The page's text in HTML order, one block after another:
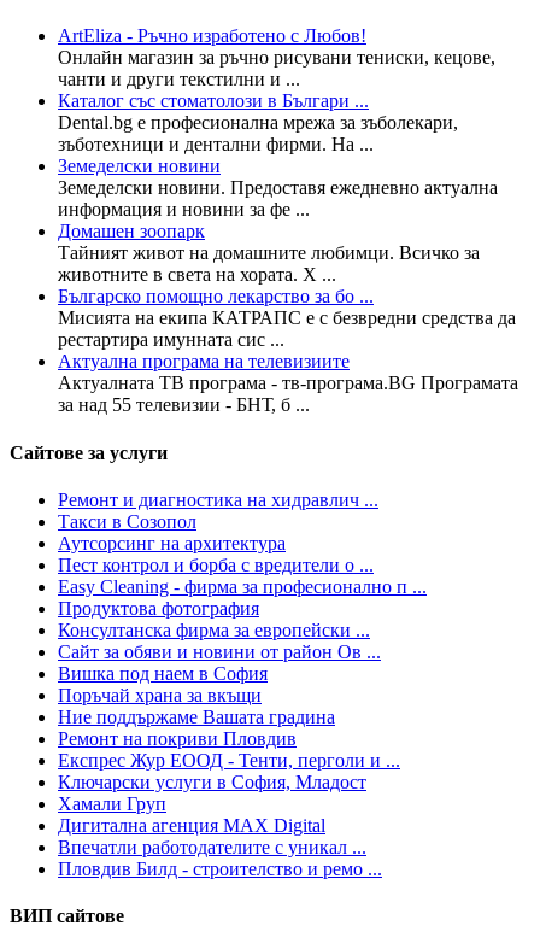
ArtEliza - Ръчно изработено с Любов!
Онлайн магазин за ръчно рисувани тениски, кецове,
чанти и други текстилни и ...
Каталог със стоматолози в Българи ...
Dental.bg е професионална мрежа за зъболекари,
зъботехници и дентални фирми. На ...
Земеделски новини
Земеделски новини. Предоставя ежедневно актуална
информация и новини за фе ...
Домашен зоопарк
Тайният живот на домашните любимци. Всичко за
животните в света на хората. Х ...
Българско помощно лекарство за бо ...
Мисията на екипа КАТРАПС е с безвредни средства да
рестартира имунната сис ...
Актуална програма на телевизиите
Актуалната ТВ програма - тв-програма.BG Програмата
за над 55 телевизии - БНТ, б ...
Сайтове за услуги
Ремонт и диагностика на хидравлич ...
Такси в Созопол
Аутсорсинг на архитектура
Пест контрол и борба с вредители о ...
Easy Cleaning - фирма за професионално п ...
Продуктова фотография
Консултанска фирма за европейски ...
Сайт за обяви и новини от район Ов ...
Вишка под наем в София
Поръчай храна за вкъщи
Ние поддържаме Вашата градина
Ремонт на покриви Пловдив
Експрес Жур ЕООД - Тенти, перголи и ...
Ключарски услуги в София, Младост
Хамали Груп
Дигитална агенция MAX Digital
Впечатли работодателите с уникал ...
Пловдив Билд - строителство и ремо ...
ВИП сайтове